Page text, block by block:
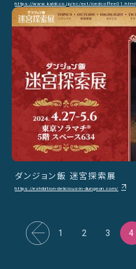
https://www.kaldi.co.jp/ec/ext/icedcoffee01.html
ダンジョン飯 迷宮探索展
https://exhibition-delicious-in-dungeon.com/
1 2 3 4